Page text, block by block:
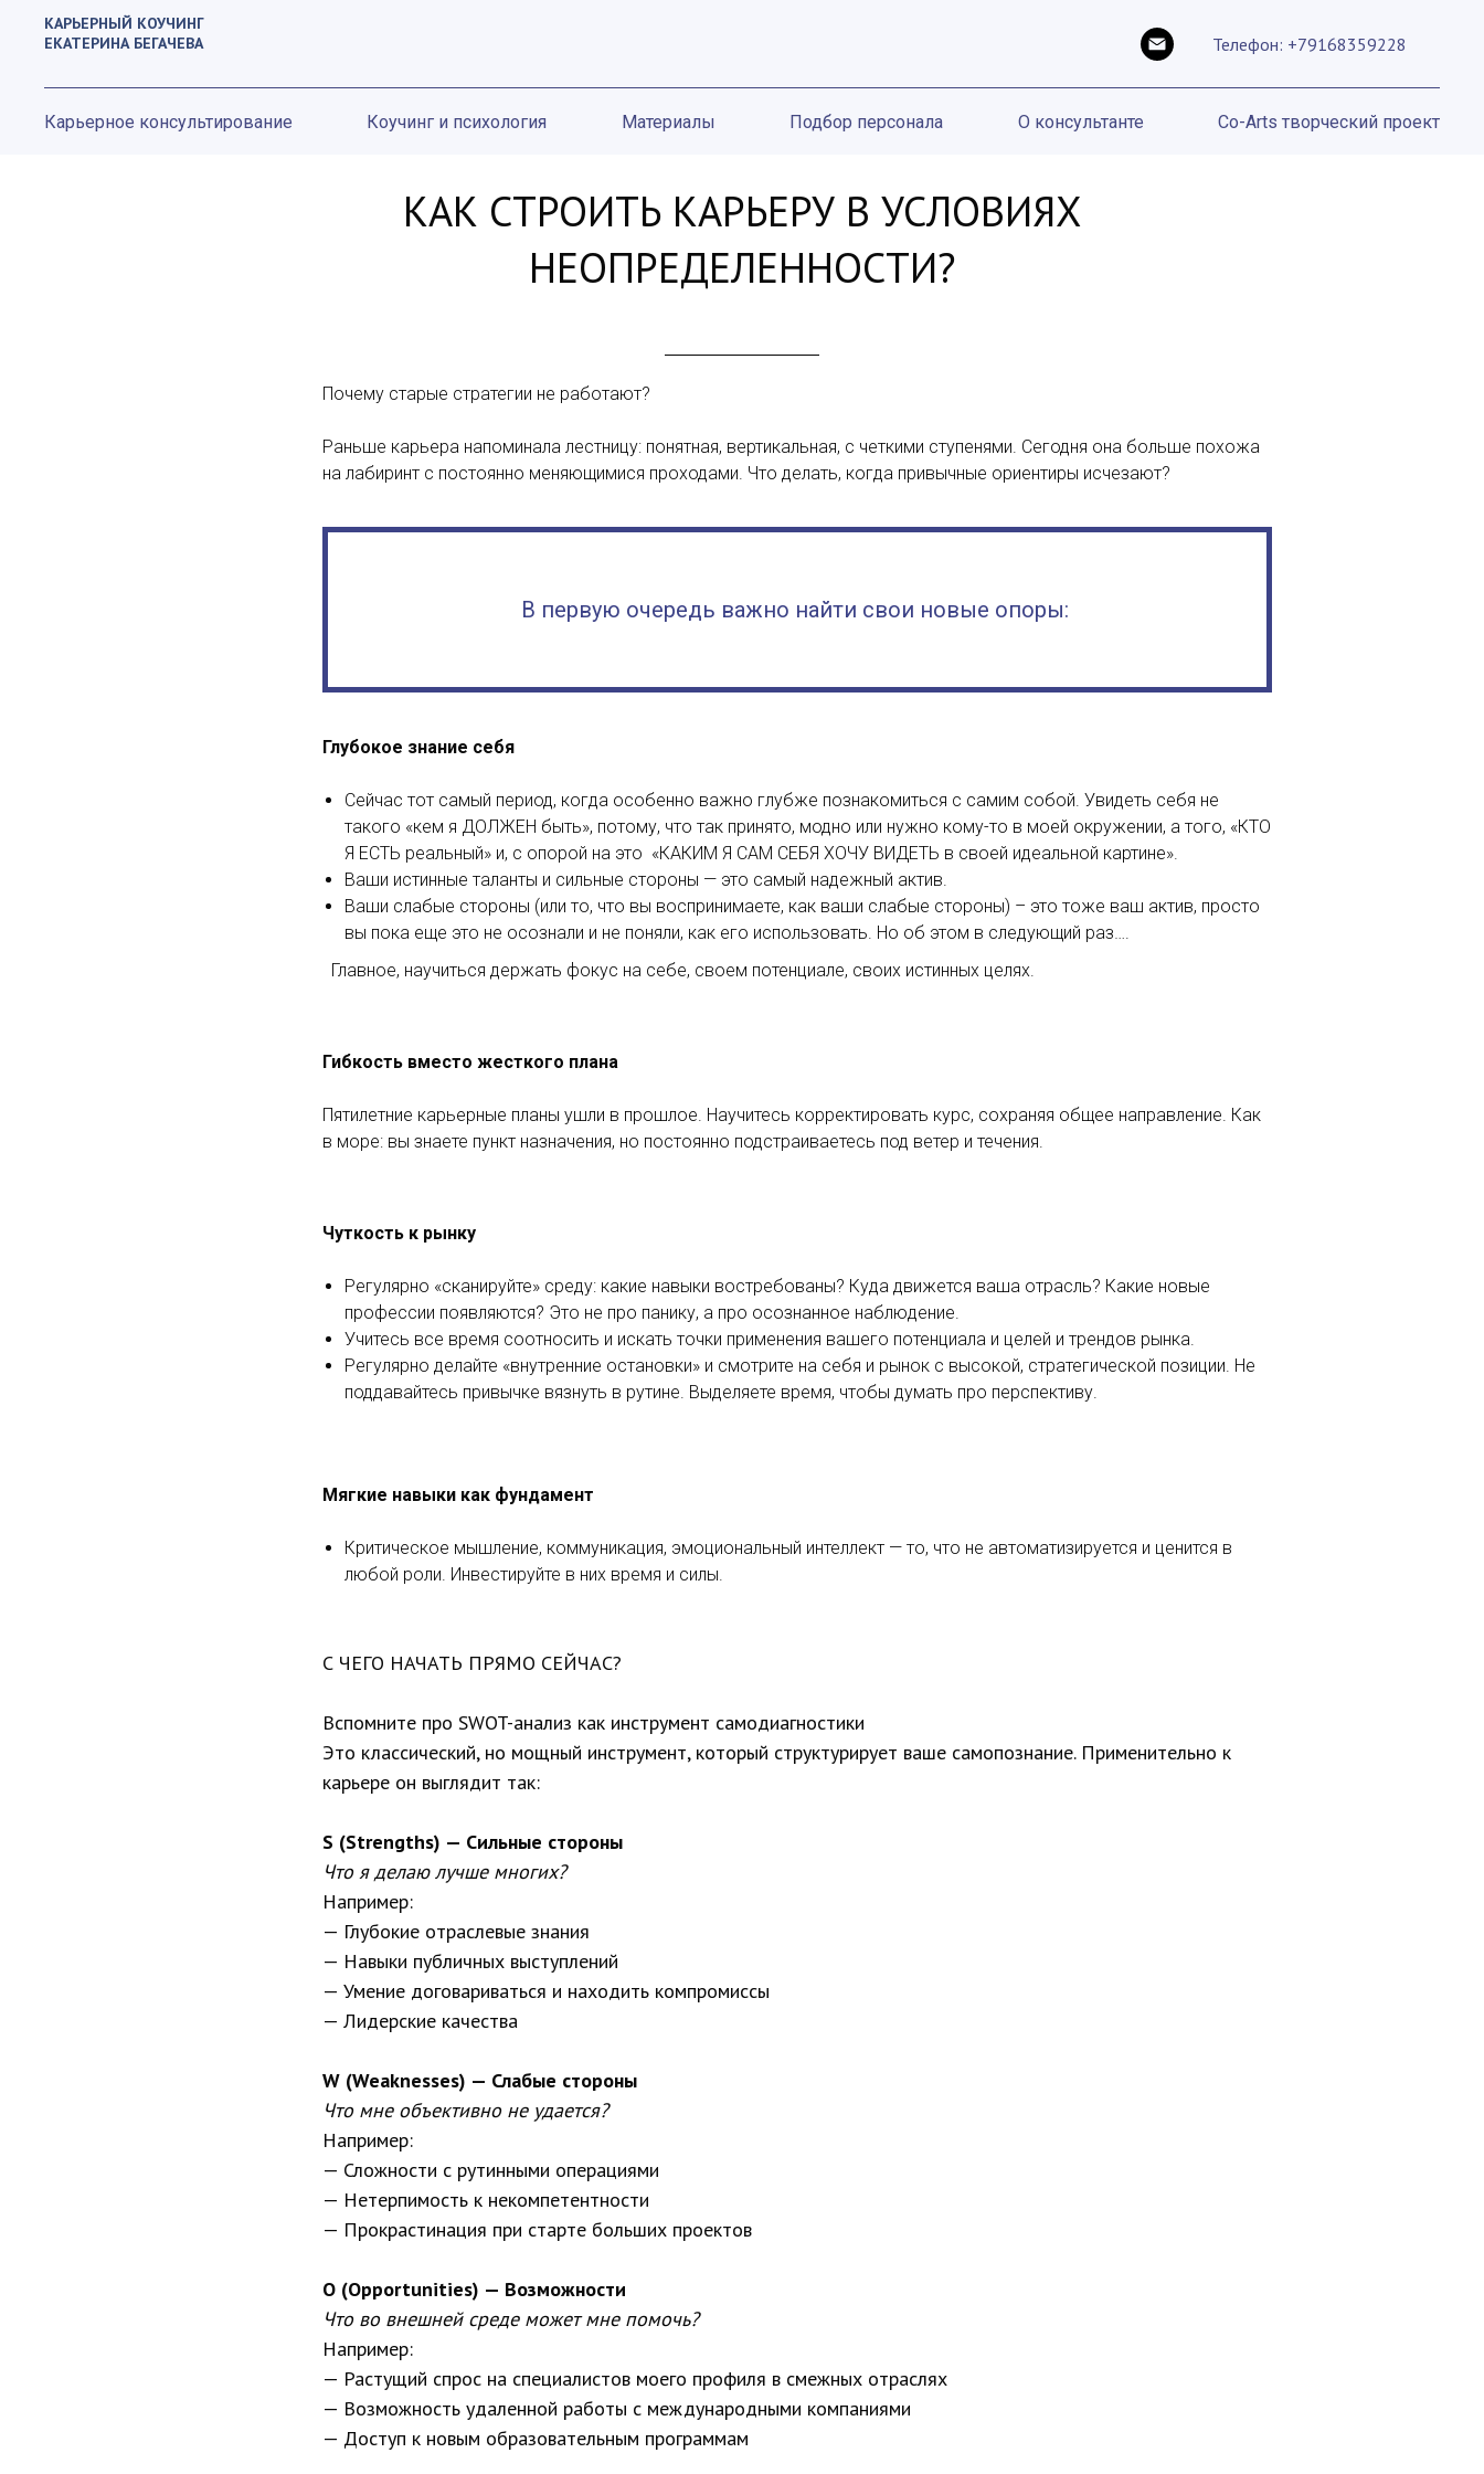
КАРЬЕРНЫЙ КОУЧИНГ
ЕКАТЕРИНА БЕГАЧЕВА
Телефон: +79168359228
Карьерное консультирование Коучинг и психология Материалы Подбор персонала О консультанте Co-Arts творческий проект
КАК СТРОИТЬ КАРЬЕРУ В УСЛОВИЯХ
НЕОПРЕДЕЛЕННОСТИ?
Почему старые стратегии не работают?
Раньше карьера напоминала лестницу: понятная, вертикальная, с четкими ступенями. Сегодня она больше похожа
на лабиринт с постоянно меняющимися проходами. Что делать, когда привычные ориентиры исчезают?
В первую очередь важно найти свои новые опоры:
Глубокое знание себя
Сейчас тот самый период, когда особенно важно глубже познакомиться с самим собой. Увидеть себя не
такого «кем я ДОЛЖЕН быть», потому, что так принято, модно или нужно кому-то в моей окружении, а того, «КТО
Я ЕСТЬ реальный» и, с опорой на это «КАКИМ Я САМ СЕБЯ ХОЧУ ВИДЕТЬ в своей идеальной картине».
Ваши истинные таланты и сильные стороны — это самый надежный актив.
Ваши слабые стороны (или то, что вы воспринимаете, как ваши слабые стороны) – это тоже ваш актив, просто
вы пока еще это не осознали и не поняли, как его использовать. Но об этом в следующий раз….
Главное, научиться держать фокус на себе, своем потенциале, своих истинных целях.
Гибкость вместо жесткого плана
Пятилетние карьерные планы ушли в прошлое. Научитесь корректировать курс, сохраняя общее направление. Как
в море: вы знаете пункт назначения, но постоянно подстраиваетесь под ветер и течения.
Чуткость к рынку
Регулярно «сканируйте» среду: какие навыки востребованы? Куда движется ваша отрасль? Какие новые
профессии появляются? Это не про панику, а про осознанное наблюдение.
Учитесь все время соотносить и искать точки применения вашего потенциала и целей и трендов рынка.
Регулярно делайте «внутренние остановки» и смотрите на себя и рынок с высокой, стратегической позиции. Не
поддавайтесь привычке вязнуть в рутине. Выделяете время, чтобы думать про перспективу.
Мягкие навыки как фундамент
Критическое мышление, коммуникация, эмоциональный интеллект — то, что не автоматизируется и ценится в
любой роли. Инвестируйте в них время и силы.
С ЧЕГО НАЧАТЬ ПРЯМО СЕЙЧАС?
Вспомните про SWOT-анализ как инструмент самодиагностики
Это классический, но мощный инструмент, который структурирует ваше самопознание. Применительно к
карьере он выглядит так:
S (Strengths) — Сильные стороны
Что я делаю лучше многих?
Например:
— Глубокие отраслевые знания
— Навыки публичных выступлений
— Умение договариваться и находить компромиссы
— Лидерские качества
W (Weaknesses) — Слабые стороны
Что мне объективно не удается?
Например:
— Сложности с рутинными операциями
— Нетерпимость к некомпетентности
— Прокрастинация при старте больших проектов
O (Opportunities) — Возможности
Что во внешней среде может мне помочь?
Например:
— Растущий спрос на специалистов моего профиля в смежных отраслях
— Возможность удаленной работы с международными компаниями
— Доступ к новым образовательным программам